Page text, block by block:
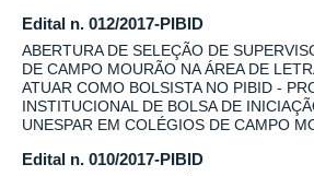
Edital n. 012/2017-PIBID
ABERTURA DE SELEÇÃO DE
DE CAMPO MOURÃO NA ÁREA DE
ATUAR COMO BOLSISTA NO PIBID -
INSTITUCIONAL DE BOLSA DE
UNESPAR EM COLÉGIOS DE CAMPO
Edital n. 010/2017-PIBID